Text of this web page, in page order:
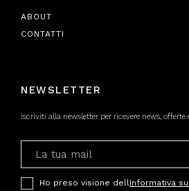
ABOUT
CONTATTI
NEWSLETTER
Iscriviti alla newsletter per ricevere news,
Ho preso visione dell Informativa